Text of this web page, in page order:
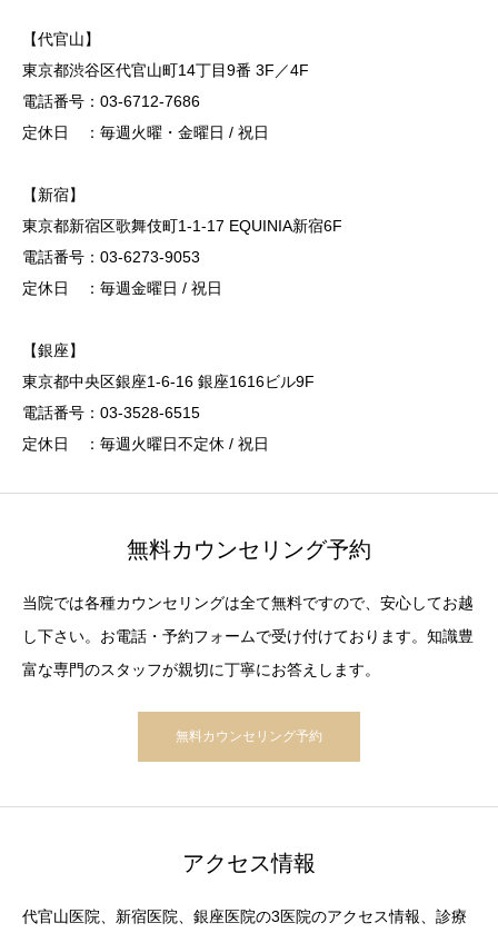
【代官山】
東京都渋谷区代官山町14丁目9番 3F／4F
電話番号：03-6712-7686
定休日 ：毎週火曜・金曜日 / 祝日
【新宿】
東京都新宿区歌舞伎町1-1-17 EQUINIA新宿6F
電話番号：03-6273-9053
定休日 ：毎週金曜日 / 祝日
【銀座】
東京都中央区銀座1-6-16 銀座1616ビル9F
電話番号：03-3528-6515
定休日 ：毎週火曜日不定休 / 祝日
無料カウンセリング予約
当院では各種カウンセリングは全て無料ですので、安心してお越
し下さい。お電話・予約フォームで受け付けております。知識豊
富な専門のスタッフが親切に丁寧にお答えします。
無料カウンセリング予約
アクセス情報
代官山医院、新宿医院、銀座医院の3医院のアクセス情報、診療